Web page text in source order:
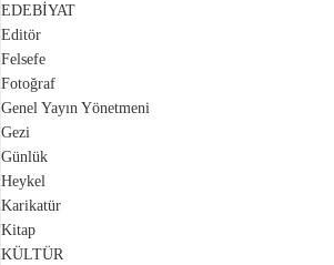
EDEBİYAT
Editör
Felsefe
Fotoğraf
Genel Yayın Yönetmeni
Gezi
Günlük
Heykel
Karikatür
Kitap
KÜLTÜR